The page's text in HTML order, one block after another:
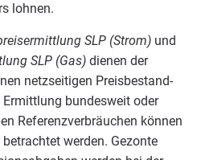
lohnen.
SLP (Strom) und
SLP (Gas) die­nen der
netz­sei­ti­gen Preis­be­stand­
bun­des­weit oder
Refe­renz­ver­bräu­chen kön­nen
wer­den. Gezon­te